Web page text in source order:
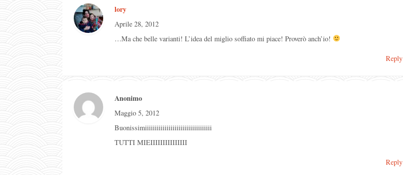
lory
Aprile 28, 2012
…Ma che belle varianti! L’idea del miglio soffiato mi piace! Proverò anch’io!
Reply
Anonimo
Maggio 5, 2012
Buonissimiiiiiiiiiiiiiiiiiiiiiiiiiiiiiiiiii
TUTTI MIEIIIIIIIIIIIIIII
Reply